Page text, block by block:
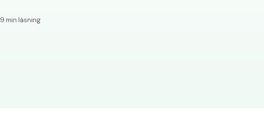
9 min läsning